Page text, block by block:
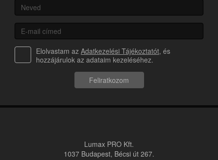
Elolvastam az Adatkezelési Tájékoztatót, és
hozzájárulok az adataim kezeléséhez.
Feliratkozom
Lumax PRO Kft.
1037 Budapest, Bécsi út 267.